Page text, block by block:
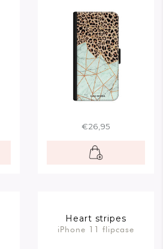
€26,95
Heart stripes
iPhone 11 flipcase